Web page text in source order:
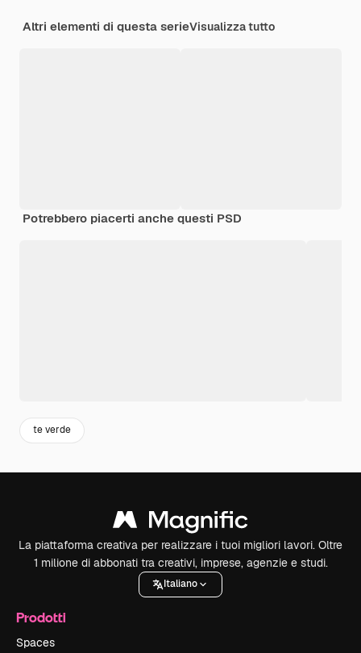
Altri elementi di questa serieVisualizza tutto
Potrebbero piacerti anche questi PSD
te verde
La piattaforma creativa per realizzare i tuoi migliori lavori. Oltre
1 milione di abbonati tra creativi, imprese, agenzie e studi.
Italiano
Prodotti
Spaces